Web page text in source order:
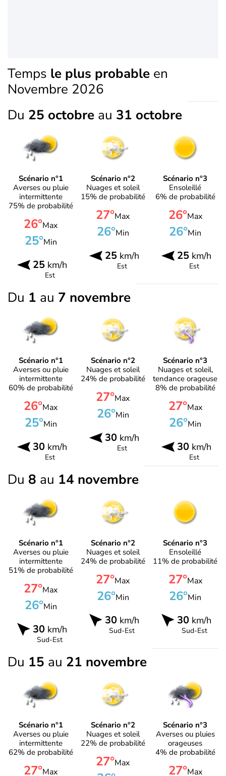
Temps le plus probable en
Novembre 2026
Du 25 octobre au 31 octobre
Scénario n°1
Averses ou pluie
intermittente
75% de probabilité
26°Max
25°Min
25km/h
Est
Scénario n°2
Nuages et soleil
15% de probabilité
27°Max
26°Min
25km/h
Est
Scénario n°3
Ensoleillé
6% de probabilité
26°Max
26°Min
25 km/h
Est
Du 1 au 7 novembre
Scénario n°1
Averses ou pluie
intermittente
60% de probabilité
26°Max
25°Min
30km/h
Est
Scénario n°2
Nuages et soleil
24% de probabilité
27°Max
26°Min
30km/h
Est
Scénario n°3
Nuages et soleil,
tendance orageuse
8% de probabilité
27°Max
26°Min
30 km/h
Est
Du 8 au 14 novembre
Scénario n°1
Averses ou pluie
intermittente
51% de probabilité
27°Max
26°Min
30km/h
Sud-Est
Scénario n°2
Nuages et soleil
24% de probabilité
27°Max
26°Min
30km/h
Sud-Est
Scénario n°3
Ensoleillé
11% de probabilité
27°Max
26°Min
30 km/h
Sud-Est
Du 15 au 21 novembre
Scénario n°1
Averses ou pluie
intermittente
62% de probabilité
27°Max
Scénario n°2
Nuages et soleil
22% de probabilité
27°Max
Scénario n°3
Averses ou pluies
orageuses
4% de probabilité
27°Max